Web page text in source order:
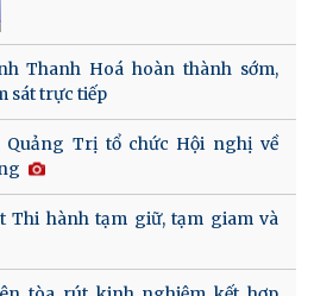
Thanh Hoá hoàn thành sớm,
sát trực tiếp
Quảng Trị tổ chức Hội nghị về
Thi hành tạm giữ, tạm giam và